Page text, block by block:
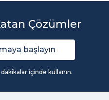
Çözümler
başlayın
içinde kullanın.